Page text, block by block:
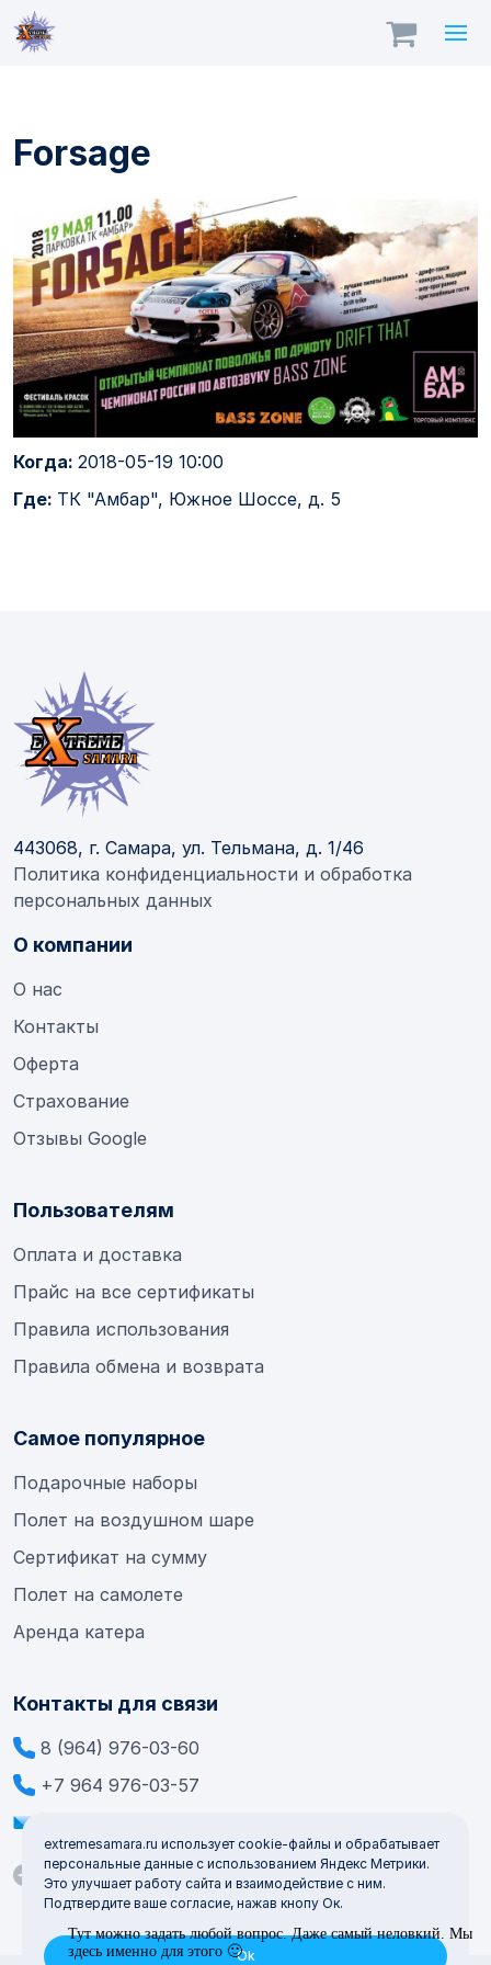
extremesamara.ru использует cookie-файлы и обрабатывает
персональные данные с использованием Яндекс Метрики.
Это улучшает работу сайта и взаимодействие с ним.
Подтвердите ваше согласие, нажав кнопу Ок.
Forsage
Когда: 2018-05-19 10:00
Где: ТК "Амбар", Южное Шоссе, д. 5
443068, г. Самара, ул. Тельмана, д. 1/46
Политика конфиденциальности и обработка
персональных данных
О компании
О нас
Контакты
Оферта
Страхование
Отзывы Google
Пользователям
Оплата и доставка
Прайс на все сертификаты
Правила использования
Правила обмена и возврата
Самое популярное
Подарочные наборы
Полет на воздушном шаре
Сертификат на сумму
Полет на самолете
Аренда катера
Контакты для связи
8 (964) 976-03-60
+7 964 976-03-57